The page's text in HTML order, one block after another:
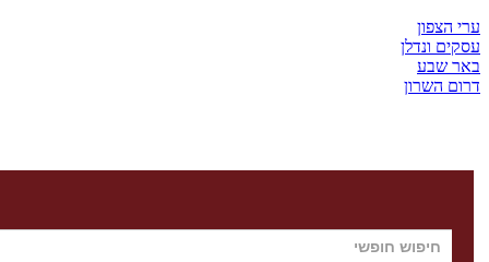
ערי הצפון
עסקים ונדלן
באר שבע
דרום השרון